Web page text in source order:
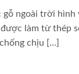
gỗ ngoài trời
làm từ thép
chịu […]